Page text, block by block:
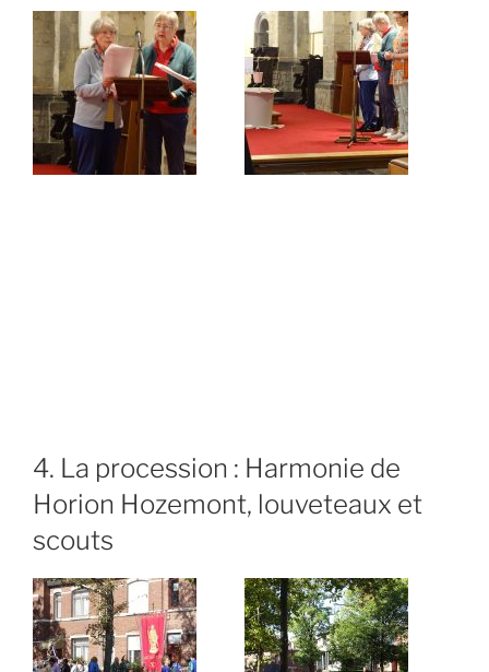
4. La procession : Harmonie de
Horion Hozemont, louveteaux et
scouts